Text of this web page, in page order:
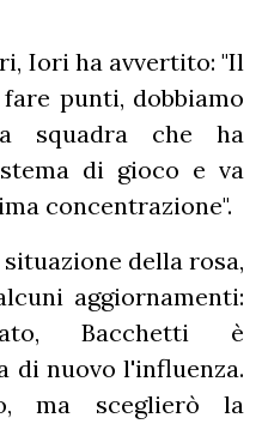
Iori ha avvertito: "Il
punti, dobbiamo
squadra che ha
di gioco e va
concentrazione".
della rosa,
aggiornamenti:
Bacchetti è
di nuovo l'influenza.
ma sceglierò la